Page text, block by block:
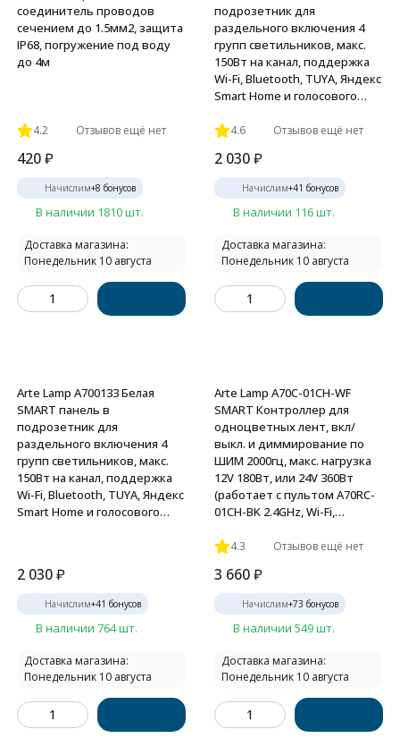
соединитель проводов
сечением до 1.5мм2, защита
IP68, погружение под воду
до 4м
4.2 Отзывов ещё нет
420₽
Начислим+8 бонусов
В наличии 1810 шт.
Доставка магазина:
Понедельник 10 августа
подрозетник для
раздельного включения 4
групп светильников, макс.
150Вт на канал, поддержка
Wi-Fi, Bluetooth, TUYA, Яндекс
Smart Home и голосового
4.6 Отзывов ещё нет
2 030₽
Начислим+41 бонусов
В наличии 116 шт.
Доставка магазина:
Понедельник 10 августа
Arte Lamp A700133 Белая
SMART панель в
подрозетник для
раздельного включения 4
групп светильников, макс.
150Вт на канал, поддержка
Wi-Fi, Bluetooth, TUYA, Яндекс
Smart Home и голосового
2 030₽
Начислим+41 бонусов
В наличии 764 шт.
Доставка магазина:
Понедельник 10 августа
Arte Lamp A70C-01CH-WF
SMART Контроллер для
одноцветных лент, вкл/
выкл. и диммирование по
ШИМ 2000гц, макс. нагрузка
12V 180Вт, или 24V 360Вт
(работает с пультом A70RC-
01CH-BK 2.4GHz, Wi-Fi,
app, Яндекс Алиса
4.3 Отзывов ещё нет
3 660₽
Начислим+73 бонусов
В наличии 549 шт.
Доставка магазина:
Понедельник 10 августа